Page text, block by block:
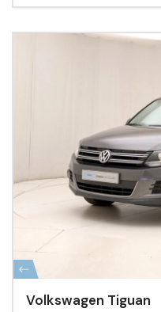
Volkswagen Tiguan